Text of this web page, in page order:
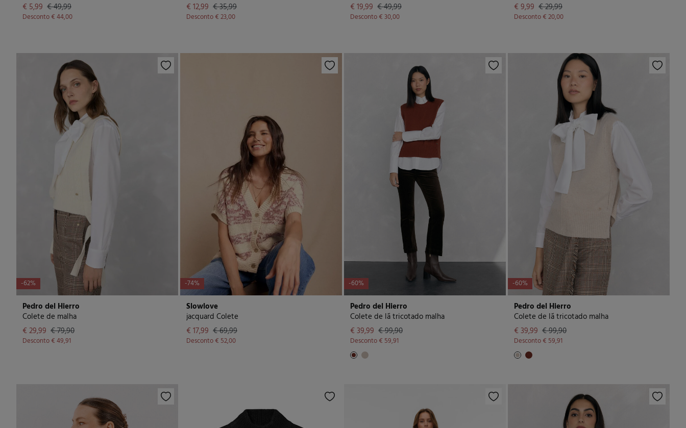
€ 5,99 € 49,99
Desconto€ 44,00
€ 12,99 € 35,99
Desconto€ 23,00
€ 19,99 € 49,99
Desconto€ 30,00
€ 9,99 € 29,99
Desconto€ 20,00
-62%
Pedro del Hierro
Colete de malha
€ 29,99 € 79,90
Desconto€ 49,91
-74%
Slowlove
jacquard Colete
€ 17,99 € 69,99
Desconto€ 52,00
-60%
Pedro del Hierro
Colete de lã tricotado malha
€ 39,99 € 99,90
Desconto€ 59,91
-60%
Pedro del Hierro
Colete de lã tricotado malha
€ 39,99 € 99,90
Desconto€ 59,91